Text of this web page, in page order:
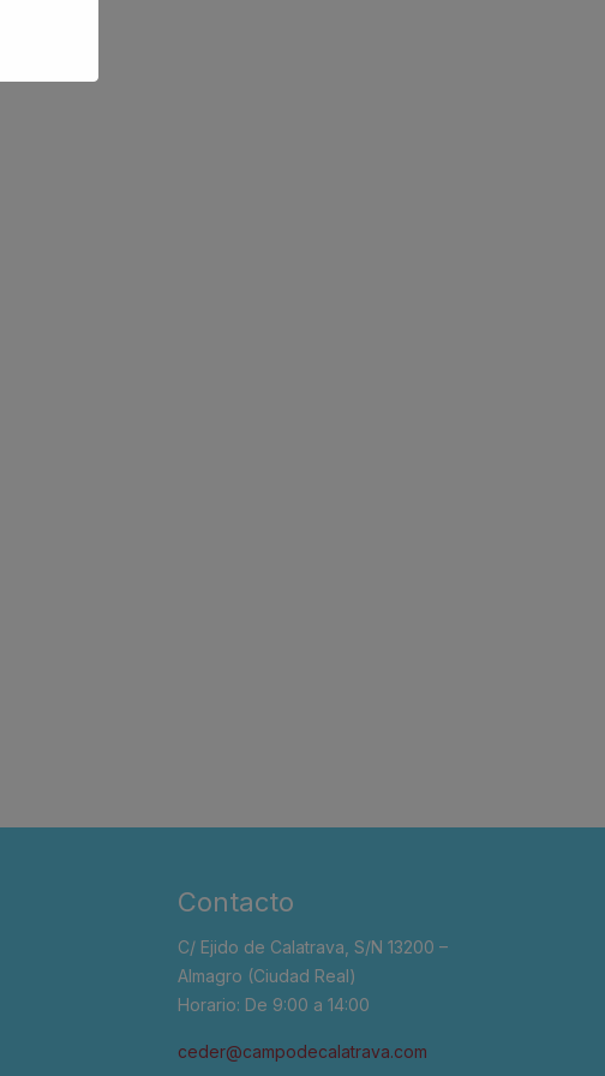
Contacto
C/ Ejido de Calatrava, S/N 13200 –
Almagro (Ciudad Real)
Horario: De 9:00 a 14:00
ceder@campodecalatrava.com